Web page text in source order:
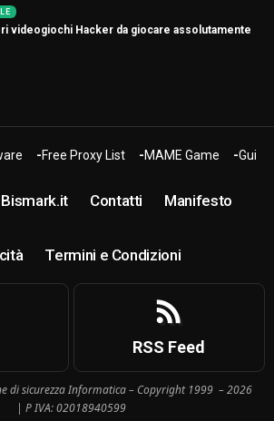
videogiochi Hacker da giocare assolutamente
Free Proxy List MAME Game Guide
Contatti Manifesto
Termini e Condizioni
RSS Feed
di sicurezza Informatica – Copyright 1999 – 2026
| P IVA: 02018940599